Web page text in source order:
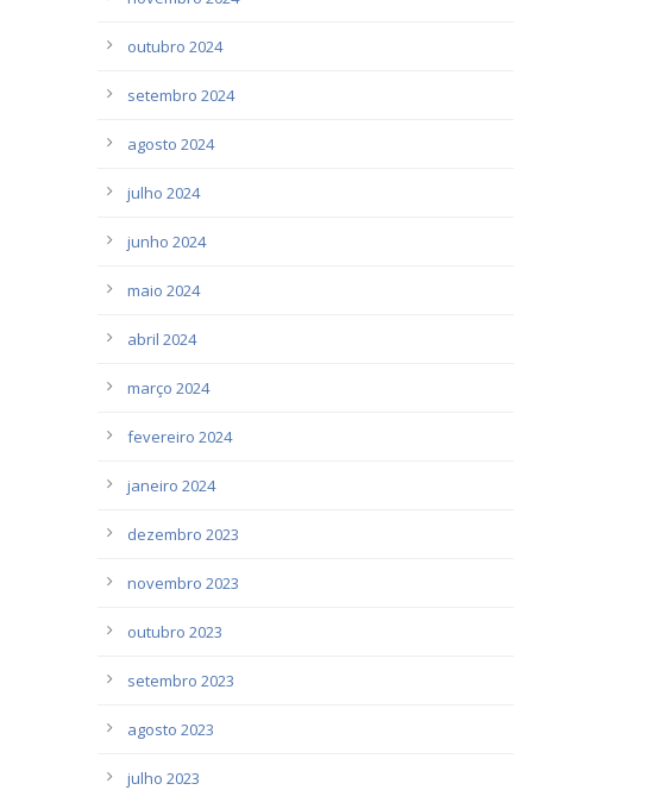
outubro 2024
setembro 2024
agosto 2024
julho 2024
junho 2024
maio 2024
abril 2024
março 2024
fevereiro 2024
janeiro 2024
dezembro 2023
novembro 2023
outubro 2023
setembro 2023
agosto 2023
julho 2023